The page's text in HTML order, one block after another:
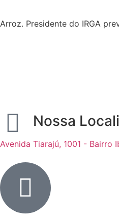
Arroz. Presidente do IRGA
Nossa
Avenida Tiarajú, 1001 - Bairro